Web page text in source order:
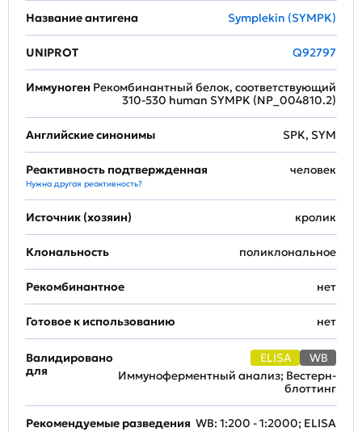
Название антигена Symplekin (SYMPK)
UNIPROT Q92797
Иммуноген Рекомбинантный белок, соответствующий
310-530 human SYMPK (NP_004810.2)
Английские синонимы SPK, SYM
Реактивность подтвержденная
Нужна другая реактивность?
человек
Источник (хозяин) кролик
Клональность поликлональное
Рекомбинантное нет
Готовое к использованию нет
Валидировано
для
ELISA
WB
Иммуноферментный анализ; Вестерн-
блоттинг
Рекомендуемые разведения WB: 1:200 - 1:2000; ELISA